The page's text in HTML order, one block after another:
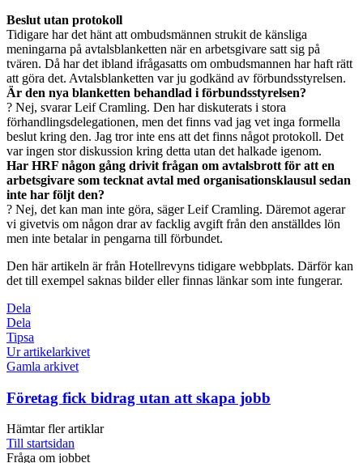
Beslut utan protokoll
Tidigare har det hänt att ombudsmännen strukit de känsliga
meningarna på avtalsblanketten när en arbetsgivare satt sig på
tvären. Då har det ibland ifrågasatts om ombudsmannen har haft rätt
att göra det. Avtalsblanketten var ju godkänd av förbundsstyrelsen.
Är den nya blanketten behandlad i förbundsstyrelsen?
? Nej, svarar Leif Cramling. Den har diskuterats i stora
förhandlingsdelegationen, men det finns vad jag vet inga formella
beslut kring den. Jag tror inte ens att det finns något protokoll. Det
var ingen stor diskussion kring detta utan det halkade igenom.
Har HRF någon gång drivit frågan om avtalsbrott för att en
arbetsgivare som tecknat avtal med organisationsklausul sedan
inte har följt den?
? Nej, det kan man inte göra, säger Leif Cramling. Däremot agerar
vi givetvis om någon drar av facklig avgift från den anställdes lön
men inte betalar in pengarna till förbundet.
Den här artikeln är från Hotellrevyns tidigare webbplats. Därför kan
det till exempel saknas bilder eller finnas länkar som inte fungerar.
Dela
Dela
Tipsa
Ur artikelarkivet
Gamla arkivet
Företag fick bidrag utan att skapa jobb
Hämtar fler artiklar
Till startsidan
Fråga om jobbet